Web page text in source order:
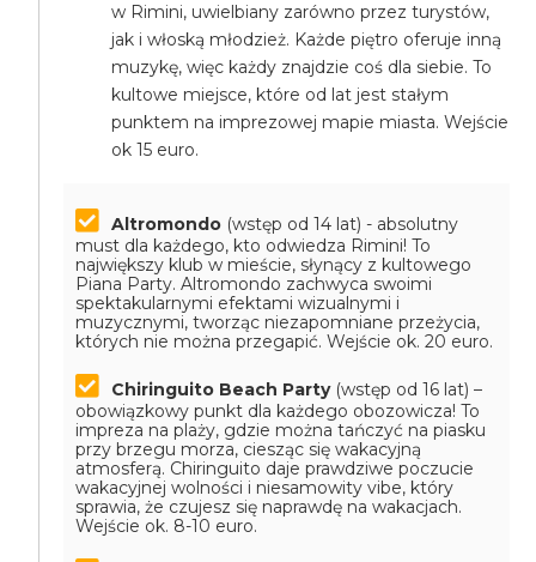
w Rimini, uwielbiany zarówno przez turystów,
jak i włoską młodzież. Każde piętro oferuje inną
muzykę, więc każdy znajdzie coś dla siebie. To
kultowe miejsce, które od lat jest stałym
punktem na imprezowej mapie miasta. Wejście
ok 15 euro.
Altromondo (wstęp od 14 lat) - absolutny
must dla każdego, kto odwiedza Rimini! To
największy klub w mieście, słynący z kultowego
Piana Party. Altromondo zachwyca swoimi
spektakularnymi efektami wizualnymi i
muzycznymi, tworząc niezapomniane przeżycia,
których nie można przegapić. Wejście ok. 20 euro.
Chiringuito Beach Party(wstęp od 16 lat) –
obowiązkowy punkt dla każdego obozowicza! To
impreza na plaży, gdzie można tańczyć na piasku
przy brzegu morza, ciesząc się wakacyjną
atmosferą. Chiringuito daje prawdziwe poczucie
wakacyjnej wolności i niesamowity vibe, który
sprawia, że czujesz się naprawdę na wakacjach.
Wejście ok. 8-10 euro.